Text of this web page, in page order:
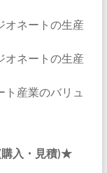
オネートの生産
オネートの生産
ト産業のバリュ
入・見積)★